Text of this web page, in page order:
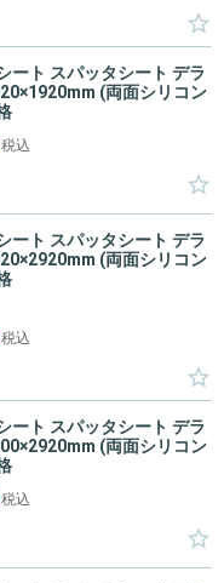
ート スパッタシート デラ
(両面シリコン
税込
ート スパッタシート デラ
(両面シリコン
税込
ート スパッタシート デラ
(両面シリコン
税込